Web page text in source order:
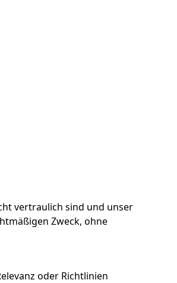
vertraulich sind und unser
Zweck, ohne
oder Richtlinien